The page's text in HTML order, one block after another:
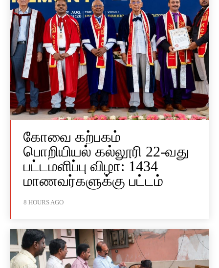
கோவை கற்பகம்
பொறியியல் கல்லூரி 22-வது
பட்டமளிப்பு விழா: 1434
மாணவர்களுக்கு பட்டம்
8 HOURS AGO